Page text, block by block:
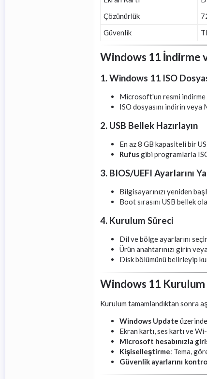
Çözünürlük
Güvenlik
Windows 11 İndirme
1. Windows 11 ISO
Microsoft'un resmi indirme
ISO dosyasını indirin
2. USB Bellek Hazırlayın
En az 8 GB kapasiteli bir
Rufusgibi programlarla
3. BIOS/UEFI Ayarlarını
Bilgisayarınızı yeniden
Boot sırasını USB bellek
4. Kurulum Süreci
Dil ve bölge ayarlarını
Ürün anahtarınızı girin
Disk bölümünü belirleyip
Windows 11 Kurulum
Kurulum tamamlandıktan sonra
Windows Update
Ekran kartı, ses kartı ve
Microsoft hesabınızla
Kişiselleştirme: Tema,
Güvenlik ayarlarını